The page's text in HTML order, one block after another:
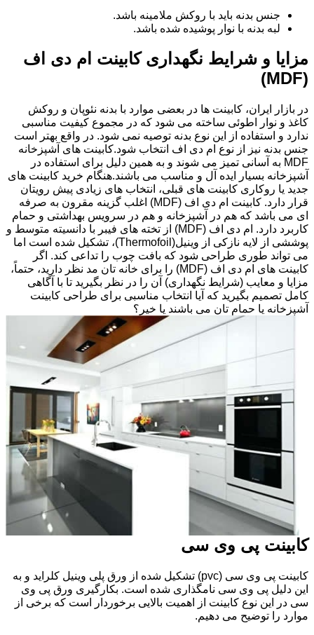
جنس بدنه باید با روکش ملامینه باشد.
لبه بدنه با نوار پوشیده شده باشد.
مزایا و شرایط نگهداری کابینت ام دی اف
(MDF)
در بازار ایران، کابینت ها در بعضی موارد با بدنه نئوپان و روکش
کاغذ و نوار اطوئی ساخته می شود که در مجموع کیفیت مناسبی
ندارد و استفاده از این نوع بدنه توصیه نمی شود. در واقع بهتر است
جنس بدنه نیز از نوع ام دی اف انتخاب شود.کابینت های آشپزخانه
MDF به آسانی تمیز می شوند و به همین دلیل برای استفاده در
آشپزخانه بسیار ایده آل و مناسب می باشند.هنگام خرید کابینت های
جدید یا روکاری کابینت های قبلی، انتخاب های زیادی پیش رویتان
قرار دارد. کابینت ام دی اف (MDF) اغلب گزینه مقرون به صرفه
ای می باشد که هم در آشپزخانه و هم در سرویس بهداشتی و حمام
کاربرد دارد. ام دی اف (MDF) از تخته های فیبر با دانسیته متوسط و
پوششی از لایه نازکی از وینیل(Thermofoil)، تشکیل شده است اما
می تواند طوری طراحی شود که بافت چوب را تداعی کند. اگر
کابینت های ام دی اف (MDF) را برای خانه تان مد نظر دارید، حتماً،
مزایا و معایب (شرایط نگهداری) آن را در نظر بگیرید تا با آگاهی
کامل تصمیم بگیرید که آیا انتخاب مناسبی برای طراحی کابینت
آشپزخانه یا حمام تان می باشند یا خیر؟
کابینت پی وی سی
کابینت پی وی سی (pvc) تشکیل شده از ورق پلی وینیل کلراید و به
این دلیل پی وی سی نامگذاری شده است. بکارگیری ورق پی وی
سی در این نوع کابینت از اهمیت بالایی برخوردار است که برخی از
موارد را توضیح می دهیم.